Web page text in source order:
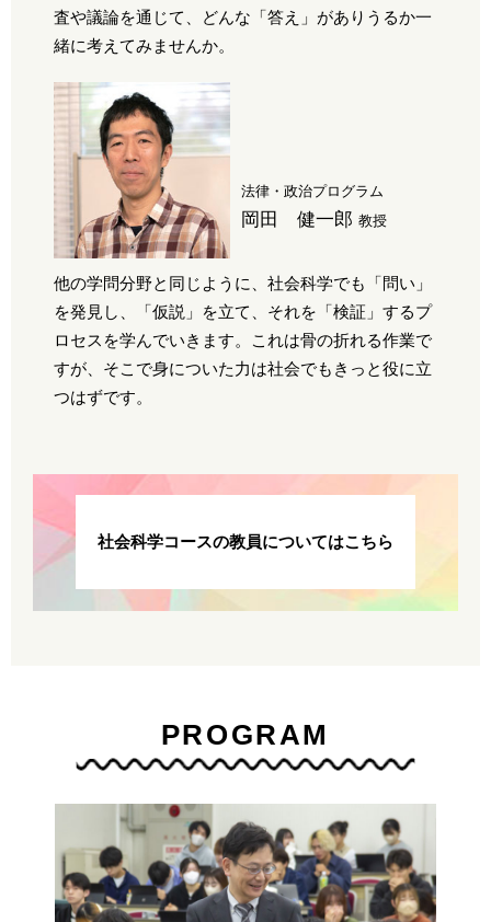
査や議論を通じて、どんな「答え」がありうるか一
緒に考えてみませんか。
法律・政治プログラム
岡田 健一郎教授
他の学問分野と同じように、社会科学でも「問い」
を発見し、「仮説」を立て、それを「検証」するプ
ロセスを学んでいきます。これは骨の折れる作業で
すが、そこで身についた力は社会でもきっと役に立
つはずです。
社会科学コースの教員についてはこちら
PROGRAM